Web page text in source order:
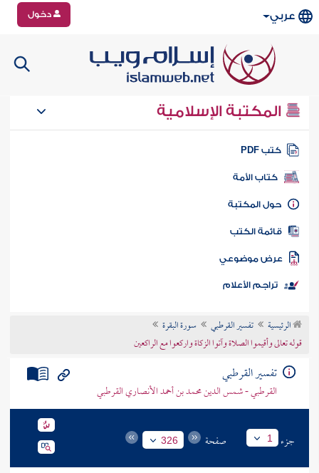
عربي دخول
المكتبة الإسلامية
كتب PDF
كتاب الأمة
المكتبة
الكتب
موضوعي
تراجم الأعلام
الرئيسية تفسير القرطبي
سورة البقرة
قوله تعالى وأقيموا الصلاة وآتوا الزكاة واركعوا مع الراكعين
تفسير القرطبي
القرطبي - شمس الدين محمد بن أحمد الأنصاري القرطبي
جزء 1 صفحة 326